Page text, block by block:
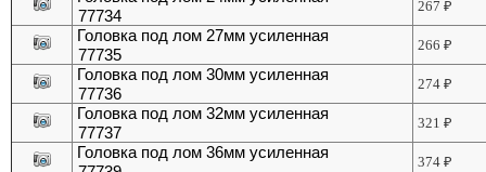
77734
267₽
Головка под лом 27мм усиленная
77735
266₽
Головка под лом 30мм усиленная
77736
274₽
Головка под лом 32мм усиленная
77737
321₽
Головка под лом 36мм усиленная
374₽